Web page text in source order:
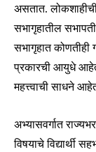
I've read and
Fans
असतात.
सभागृहातील
सभागृहात कोणतीही
प्रकारची आयुधे
महत्त्वाची साधने
अभ्यासवर्गात
विषयाचे विद्यार्थी